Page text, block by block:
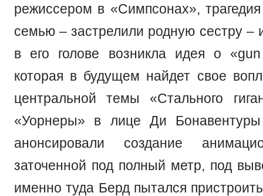
режиссером в «Симпсонах»,
семью – застрелили родную сестру –
в его голове возникла идея о
которая в будущем найдет свое
центральной темы «Стального
«Уорнеры» в лице Ди
анонсировали создание
заточенной под полный метр, под
именно туда Берд пытался